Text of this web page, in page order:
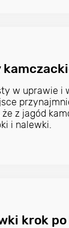
w uprawie i
z jagód
i nalewki.
krok